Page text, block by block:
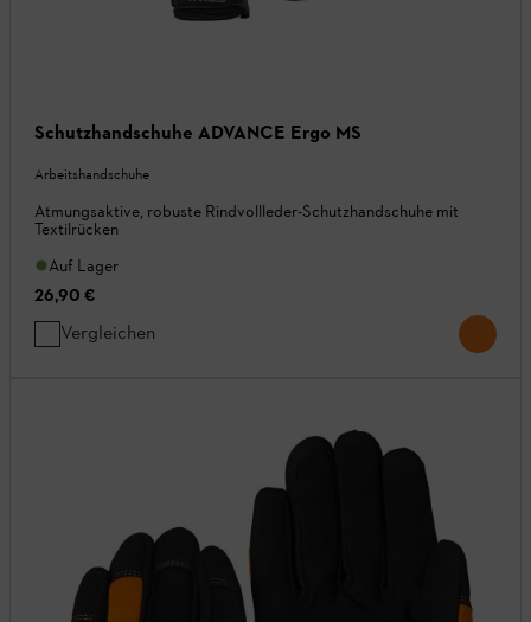
Schutzhandschuhe ADVANCE Ergo MS
Arbeitshandschuhe
Atmungsaktive, robuste Rindvollleder-Schutzhandschuhe mit
Textilrücken
Auf Lager
26,90 €
Vergleichen